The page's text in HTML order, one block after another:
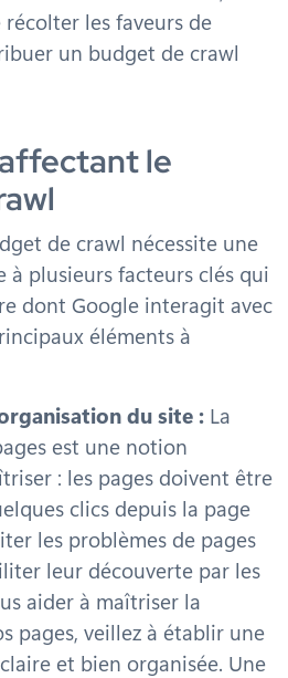
les faveurs de
un budget de crawl
le
de crawl nécessite une
plusieurs facteurs clés qui
dont Google interagit avec
éléments à
du site : La
est une notion
: les pages doivent être
clics depuis la page
les problèmes de pages
leur découverte par les
aider à maîtriser la
pages, veillez à établir une
et bien organisée. Une